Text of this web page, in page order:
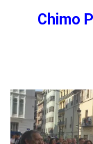
Chimo